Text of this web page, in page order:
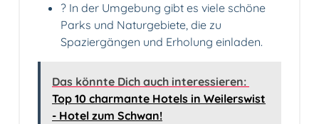
? In der Umgebung gibt es viele schöne
Parks und Naturgebiete, die zu
Spaziergängen und Erholung einladen.
Das könnte Dich auch interessieren:
Top 10 charmante Hotels in Weilerswist
- Hotel zum Schwan!